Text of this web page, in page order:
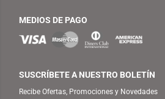
MEDIOS DE PAGO
SUSCRÍBETE A NUESTRO BOLETÍN
Recibe Ofertas, Promociones y Novedades